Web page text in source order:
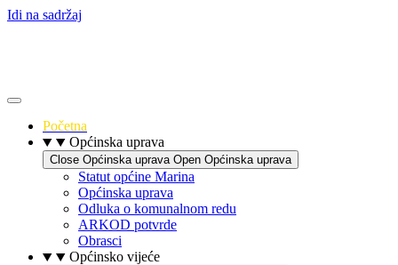
Idi na sadržaj
Početna
Općinska uprava
Close Općinska uprava Open Općinska uprava
Statut općine Marina
Općinska uprava
Odluka o komunalnom redu
ARKOD potvrde
Obrasci
Općinsko vijeće